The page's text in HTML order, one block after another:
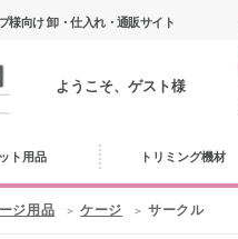
様向け 卸・仕入れ・通販サイト
ようこそ、ゲスト様
ト用品 トリミング機材
ジ用品 ケージ サークル